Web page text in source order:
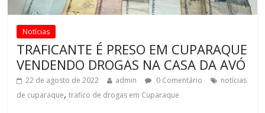
Notícias
TRAFICANTE É PRESO EM CUPARAQUE
VENDENDO DROGAS NA CASA DA AVÓ
22 de agosto de 2022 admin 0 Comentário
notícias
de cuparaque,trafico de drogas em Cuparaque